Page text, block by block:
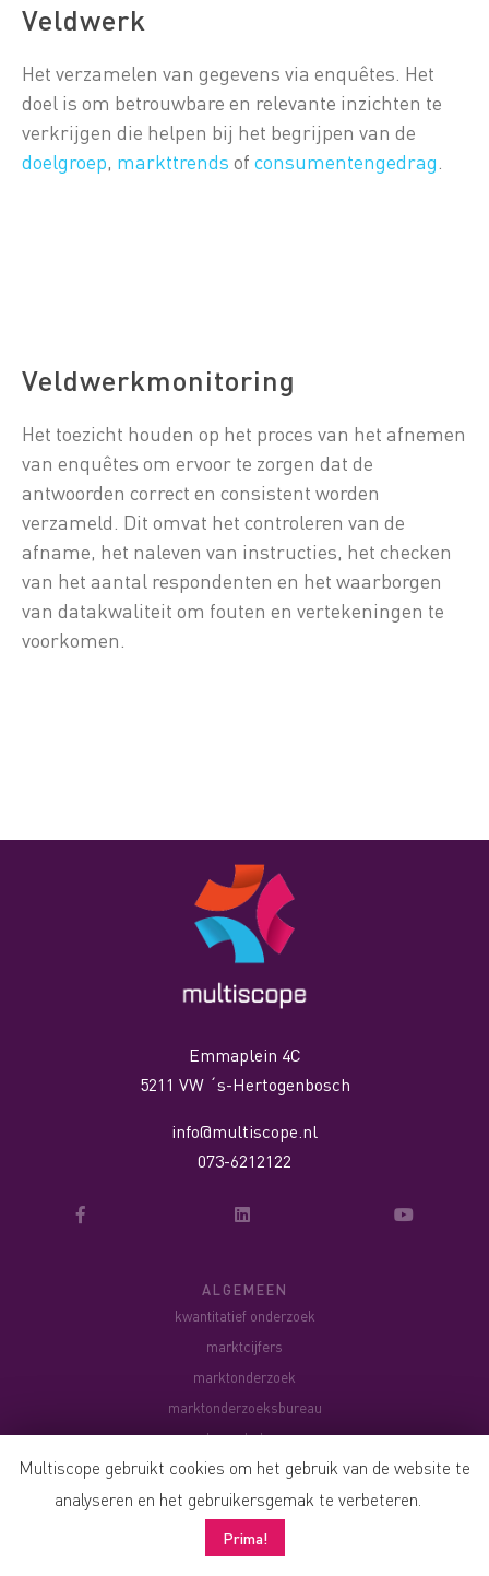
Veldwerk
Het verzamelen van gegevens via enquêtes. Het
doel is om betrouwbare en relevante inzichten te
verkrijgen die helpen bij het begrijpen van de
doelgroep, markttrends of consumentengedrag
Veldwerkmonitoring
Het toezicht houden op het proces van het afnemen
van enquêtes om ervoor te zorgen dat de
antwoorden correct en consistent worden
verzameld. Dit omvat het controleren van de
afname, het naleven van instructies, het checken
van het aantal respondenten en het waarborgen
van datakwaliteit om fouten en vertekeningen te
voorkomen.
Emmaplein 4C
5211 VW ´s-Hertogenbosch
info@multiscope.nl
073-6212122
ALGEMEEN
kwantitatief onderzoek
marktcijfers
marktonderzoek
marktonderzoeksbureau
onderzoeksbureau
online onderzoek
begrippenlijst
vacatures
Multiscope gebruikt cookies om het gebruik van de website te
analyseren en het gebruikersgemak te verbeteren.
Prima!